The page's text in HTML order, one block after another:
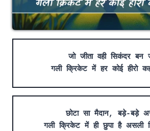
जो जीता वही सिकंदर बन
गली क्रिकेट में हर कोई हीरो
छोटा सा मैदान, बड़े-बड़े
गली क्रिकेट में ही छुपा है असली